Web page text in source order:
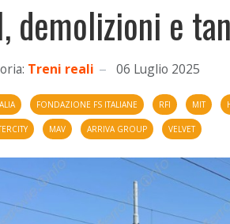
demolizioni e
Treni reali 06 Luglio 2025
FONDAZIONE FS ITALIANE RFI MIT
MAV ARRIVA GROUP VELVET